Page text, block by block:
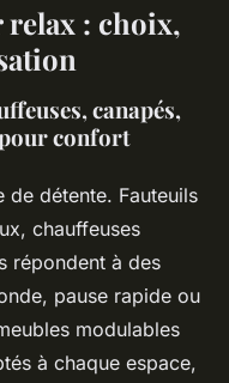
: choix,
canapés,
confort
de détente. Fauteuils
chauffeuses
répondent à des
pause rapide ou
modulables
à chaque espace,